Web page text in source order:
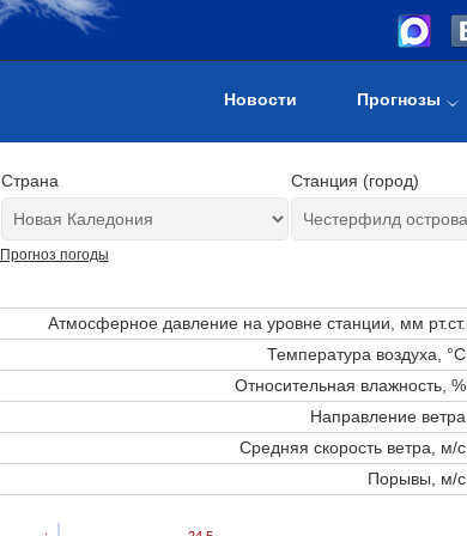
Новости Прогнозы
Страна Станция (город)
Прогноз погоды
Атмосферное давление на уровне станции, мм рт.ст.
Температура воздуха, °C
Относительная влажность, %
Направление ветра
Средняя скорость ветра, м/с
Порывы, м/с